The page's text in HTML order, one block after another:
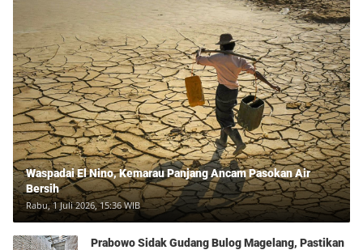
Waspadai El Nino, Kemarau Panjang Ancam Pasokan Air
Bersih
Rabu, 1 Juli 2026, 15:36 WIB
Prabowo Sidak Gudang Bulog Magelang, Pastikan